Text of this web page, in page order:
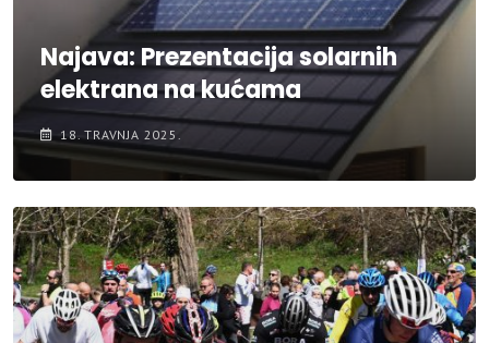
Najava: Prezentacija solarnih
elektrana na kućama
18. TRAVNJA 2025.